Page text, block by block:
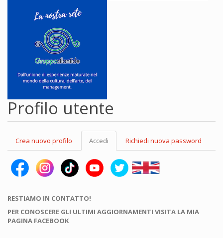
Profilo utente
primarie
Crea nuovo profilo Accedi (scheda
attiva)
Richiedi nuova password
RESTIAMO IN CONTATTO!
PER CONOSCERE GLI ULTIMI AGGIORNAMENTI VISITA LA MIA
PAGINA FACEBOOK